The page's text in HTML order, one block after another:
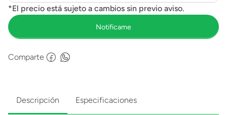
Comparte
Descripción Especificaciones